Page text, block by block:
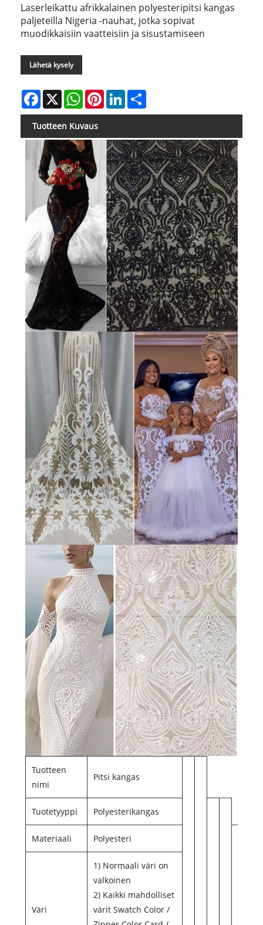
Laserleikattu afrikkalainen polyesteripitsi kangas
paljeteilla Nigeria -nauhat, jotka sopivat
muodikkaisiin vaatteisiin ja sisustamiseen
Lähetä kysely
Facebook
X WhatsAppPinterestLinkedIn
Tuotteen Kuvaus
Tuotteen
nimi
Pitsi kangas
Tuotetyyppi Polyesterikangas
Materiaali Polyesteri
Väri
1) Normaali väri on
valkoinen
2) Kaikki mahdolliset
värit Swatch Color /